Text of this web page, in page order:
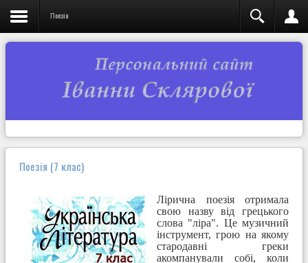
Поезія
Поезія (7 клас)
Лірична поезія отримала
свою назву від грецького
слова "ліра". Це музичний
інструмент, грою на якому
стародавні греки
акомпанували собі, коли